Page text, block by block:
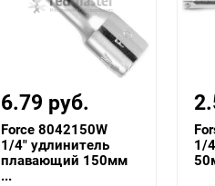
6.79 руб.
Force 8042150W
1/4" удлинитель
плавающий 150мм
...
1/